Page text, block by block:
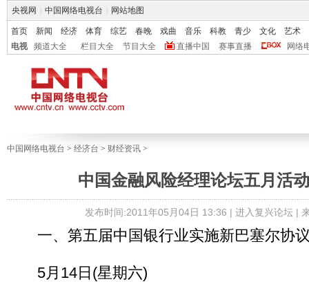
央视网 中国网络电视台 网站地图
首页 新闻 经济 体育 综艺 春晚 戏曲 音乐 科教 青少 文化
艺术
电视
频道大全 栏目大全 节目大全 直播中国 赛事直播 网络
中国网络电视台 > 经济台 > 财经资讯 >
中国金融风险经理论坛五月活
发布时间:2011年05月04日 13:36 | 进入复兴论坛|
一、第五届中国银行业实施新巴塞尔协
5月14日(星期六)